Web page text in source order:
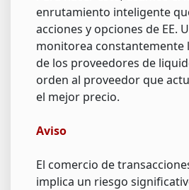
enrutamiento inteligente
acciones y opciones de EE.
monitorea constantemente
de los proveedores de
orden al proveedor que
el mejor precio.
Aviso
El comercio de
implica un riesgo